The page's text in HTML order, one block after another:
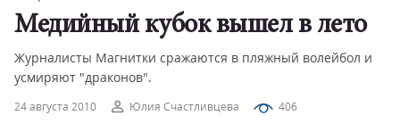
24 августа 2010 Юлия Счастливцева 406
Медийный кубок вышел в лето
Журналисты Магнитки сражаются в пляжный волейбол и
усмиряют "драконов".